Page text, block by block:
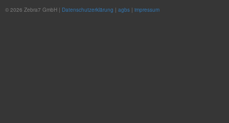
© 2026 Zebra7 GmbH | Datenschutzerklärung | agbs | impressum